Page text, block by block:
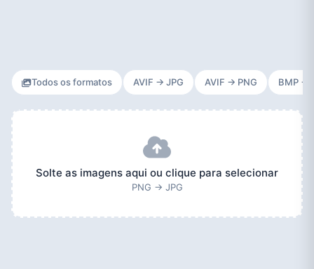
Todos os formatos AVIF → JPG AVIF → PNG BMP →
Solte as imagens aqui ou clique para selecionar
PNG → JPG